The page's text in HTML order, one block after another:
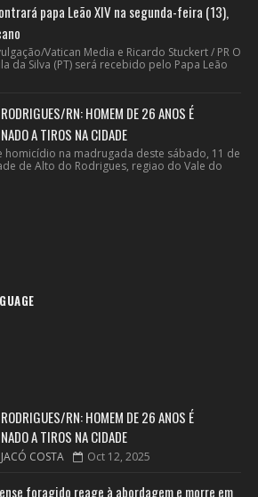
papa Leão XIV na segunda-feira (13),
Vatican Media e Ricardo Stuckert / PR O
da Silva (PT) será recebido pelo Papa Leão
RN: HOMEM DE 26 ANOS É
A TIROS NA CIDADE
homicídio na madrugada deste sábado, 11 de
de Alto do Rodrigues, regiao do Vale do
RN: HOMEM DE 26 ANOS É
A TIROS NA CIDADE
COSTA Oct 12, 2025
foragido reage à abordagem e morre em